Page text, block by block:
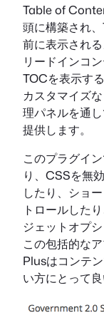
Table of
頭に構築され
前に表示され
リードインコ
TOCを表示す
カスタマイズ
理パネルを通
提供します。
このプラグイ
り、CSSを無
したり、ショ
トロールした
ジェットオプ
この包括的な
Plusはコンテ
い方にとって